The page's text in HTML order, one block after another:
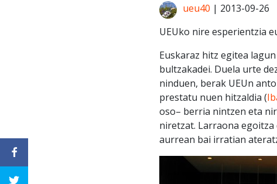
ueu40 | 2013-09-26
UEUko nire esperientzia
Euskaraz hitz egitea
bultzakadei. Duela urte
ninduen, berak UEUn
prestatu nuen hitzaldia (
oso– berria nintzen eta
niretzat. Larraona
aurrean bai irratian